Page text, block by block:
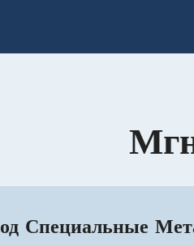
Специальные